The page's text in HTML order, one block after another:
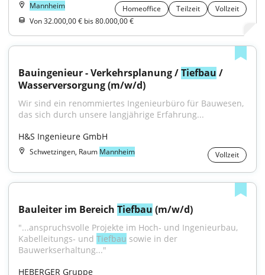
Mannheim Homeoffice Teilzeit
Vollzeit
Von 32.000,00 € bis 80.000,00 €
Bauingenieur - Verkehrsplanung / Tiefbau /
Wasserversorgung (m/w/d)
Wir sind ein renommiertes Ingenieurbüro für Bauwesen,
das sich durch unsere langjährige Erfahrung...
H&S Ingenieure GmbH
Schwetzingen, Raum Mannheim Vollzeit
Bauleiter im Bereich Tiefbau (m/w/d)
"...anspruchsvolle Projekte im Hoch‑ und Ingenieurbau,
Kabelleitungs‑ und Tiefbau sowie in der
Bauwerkserhaltung..."
HEBERGER Gruppe